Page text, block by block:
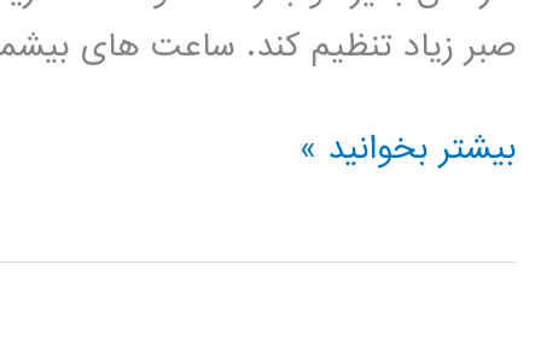
صبر زیاد تنظیم کند. ساعت های
آموزش
Bootstrap
بیشتر بخوانید »